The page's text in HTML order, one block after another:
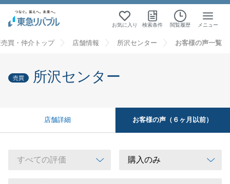
お気に入り 検索条件 閲覧履歴 メニュー
買・仲介トップ 店舗情報 所沢センター お客様の声一覧
売買 所沢センター
店舗詳細 お客様の声（６ヶ月以前）